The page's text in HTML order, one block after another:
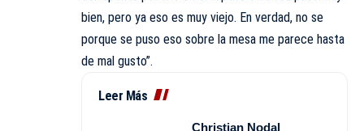
bien, pero ya eso es muy viejo. En verdad, no se
porque se puso eso sobre la mesa me parece hasta
de mal gusto”.
Leer Más
Christian Nodal